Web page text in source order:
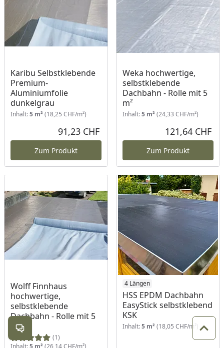
Karibu Selbstklebende
Premium-
Aluminiumfolie
dunkelgrau
Inhalt:5 m² (18,25 CHF/m²)
91,23 CHF
Zum Produkt
Weka hochwertige,
selbstklebende
Dachbahn - Rolle mit 5
m²
Inhalt:5 m² (24,33 CHF/m²)
121,64 CHF
Zum Produkt
Wolff Finnhaus
hochwertige,
selbstklebende
Dachbahn - Rolle mit 5
m²
(1)
Inhalt:5 m² (26,14 CHF/m²)
4 Längen
HSS EPDM Dachbahn
EasyStick selbstklebend
KSK
Inhalt:5 m² (18,05 CHF/m²)
Kontakt öffnen